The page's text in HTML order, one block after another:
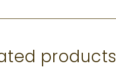
products